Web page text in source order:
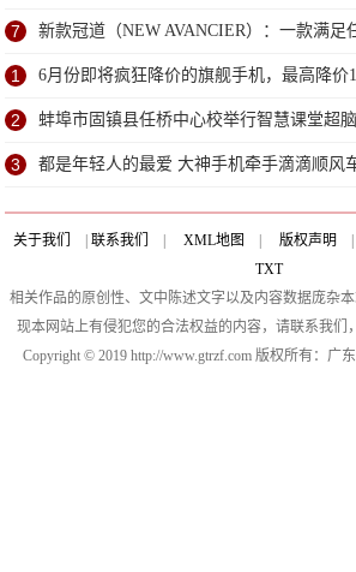
7 新款冠道（NEW AVANCIER）：一款满足
1 6月份即将疯狂降价的旗舰手机，最高降价
的！
2 蚌埠市固镇县任桥中心校举行智慧课堂超
3 都是年轻人的最爱 大神手机牵手滴滴顺风
关于我们 联系我们 XML地图 版权声明
TXT
相关作品的原创性、文中陈述文字以及内容数据庞杂
现本网站上有侵犯您的合法权益的内容，请联系我们
Copyright © 2019 http://www.gtrzf.com 版权所有：广